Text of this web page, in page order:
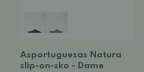
Asportuguesas Natura
slip-on-sko - Dame